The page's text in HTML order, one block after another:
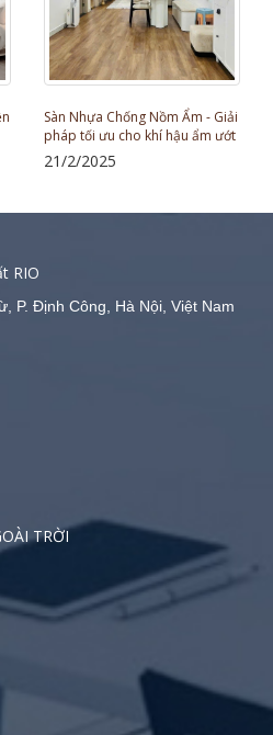
Sàn Nhựa Chống Nồm Ẩm - Giải
pháp tối ưu cho khí hậu ẩm ướt
21/2/2025
RIO
P. Định Công, Hà Nội, Việt Nam
TRỜI